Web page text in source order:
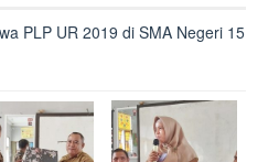
PLP UR 2019 di SMA Negeri 15